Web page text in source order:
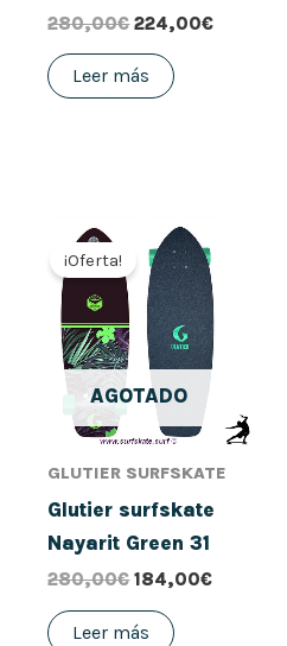
280,00€ 224,00€
Leer más
AGOTADO
¡Oferta!
GLUTIER SURFSKATE
Glutier surfskate
Nayarit Green 31
280,00€
precio
original
era:
280,00€.
184,00€
es:
184,00€.
Leer más